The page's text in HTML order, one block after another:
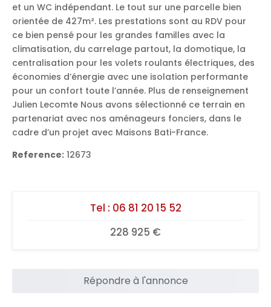
et un WC indépendant. Le tout sur une parcelle bien
orientée de 427m². Les prestations sont au RDV pour
ce bien pensé pour les grandes familles avec la
climatisation, du carrelage partout, la domotique, la
centralisation pour les volets roulants électriques, des
économies d’énergie avec une isolation performante
pour un confort toute l’année. Plus de renseignement
Julien Lecomte Nous avons sélectionné ce terrain en
partenariat avec nos aménageurs fonciers, dans le
cadre d’un projet avec Maisons Bati-France.
Reference: 12673
Tel : 06 81 20 15 52
228 925 €
Répondre à l'annonce